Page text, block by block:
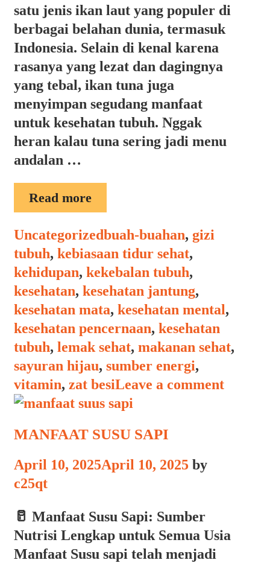
satu jenis ikan laut yang populer di
berbagai belahan dunia, termasuk
Indonesia. Selain di kenal karena
rasanya yang lezat dan dagingnya
yang tebal, ikan tuna juga
menyimpan segudang manfaat
untuk kesehatan tubuh. Nggak
heran kalau tuna sering jadi menu
andalan …
Read moreMANFAAT
IKAN
TUNA
Categories
UncategorizedTags
buah-buahan, gizi
tubuh, kebiasaan tidur sehat,
kehidupan, kekebalan tubuh,
kesehatan, kesehatan jantung,
kesehatan mata, kesehatan mental,
kesehatan pencernaan, kesehatan
tubuh, lemak sehat, makanan sehat,
sayuran hijau, sumber energi,
vitamin, zat besiLeave a comment
MANFAAT SUSU SAPI
April 10, 2025April 10, 2025 by
c25qt
🥛 Manfaat Susu Sapi: Sumber
Nutrisi Lengkap untuk Semua Usia
Manfaat Susu sapi telah menjadi